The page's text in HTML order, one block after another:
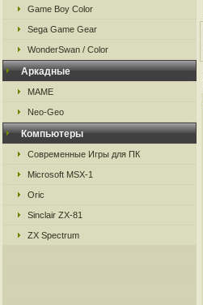
Game Boy Color
Sega Game Gear
WonderSwan / Color
Аркадные
MAME
Neo-Geo
Компьютеры
Современные Игры для ПК
Microsoft MSX-1
Oric
Sinclair ZX-81
ZX Spectrum